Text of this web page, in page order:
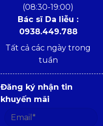
(08:30-19:00)
Bác sĩ Da liễu :
0938.449.788
Tất cả các ngày trong
tuần
Đăng ký nhận tin
khuyến mãi